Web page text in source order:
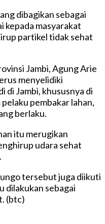
dibagikan sebagai
kepada masyarakat
partikel tidak sehat
Jambi, Agung Arie
menyelidiki
di Jambi, khususnya di
pembakar lahan,
berlaku.
itu merugikan
udara sehat
tersebut juga diikuti
dilakukan sebagai
(btc)